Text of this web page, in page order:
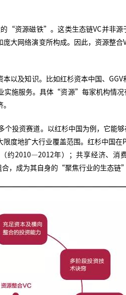
的“资源磁铁”。这类生态链VC并非
大网络演变所构成。因此，资源整合
以及知识。比如红杉资本中国、
实施服务。具体“资源”每家机构情
个投资赛道。以红杉中国为例，它
度地扩大行业覆盖范围。红杉中国在
约2010—2012年）；共享经济、消
，成为其自身的“聚焦行业的生态链”